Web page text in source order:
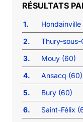
1.
2.
Thury-
3.
Mouy (60)
4.
Ansacq (60)
5.
Bury (60)
6.
Saint-Félix